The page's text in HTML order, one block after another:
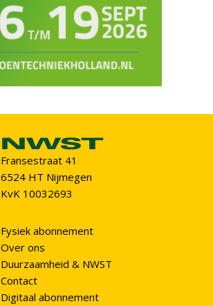
Fransestraat 41
6524 HT Nijmegen
KvK 10032693
Fysiek abonnement
Over ons
Duurzaamheid & NWST
Contact
Digitaal abonnement